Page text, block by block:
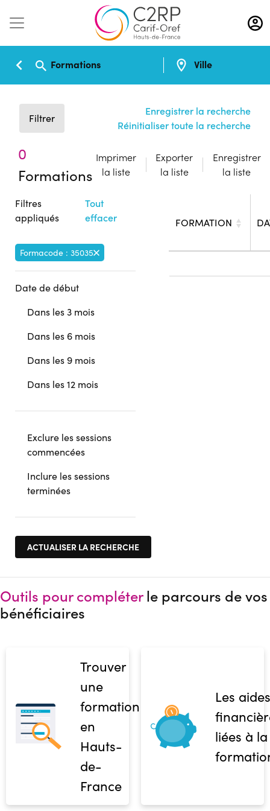
Aller
au
contenu
Formations Ville
Filtrer
Enregistrer la recherche
Réinitialiser toute la recherche
0
Formations
Imprimer
la liste
Exporter
la liste
Enregistrer
la liste
Filtres
appliqués
Tout
effacer
Formacode : 35035
Date de début
Dans les 3 mois
Dans les 6 mois
Dans les 9 mois
Dans les 12 mois
Exclure les sessions
commencées
Inclure les sessions
terminées
FORMATION
Outils pour compléterle parcours de vos
bénéficiaires
Trouver
une
formation
en
Hauts-
de-
France
Les aides
liées à la